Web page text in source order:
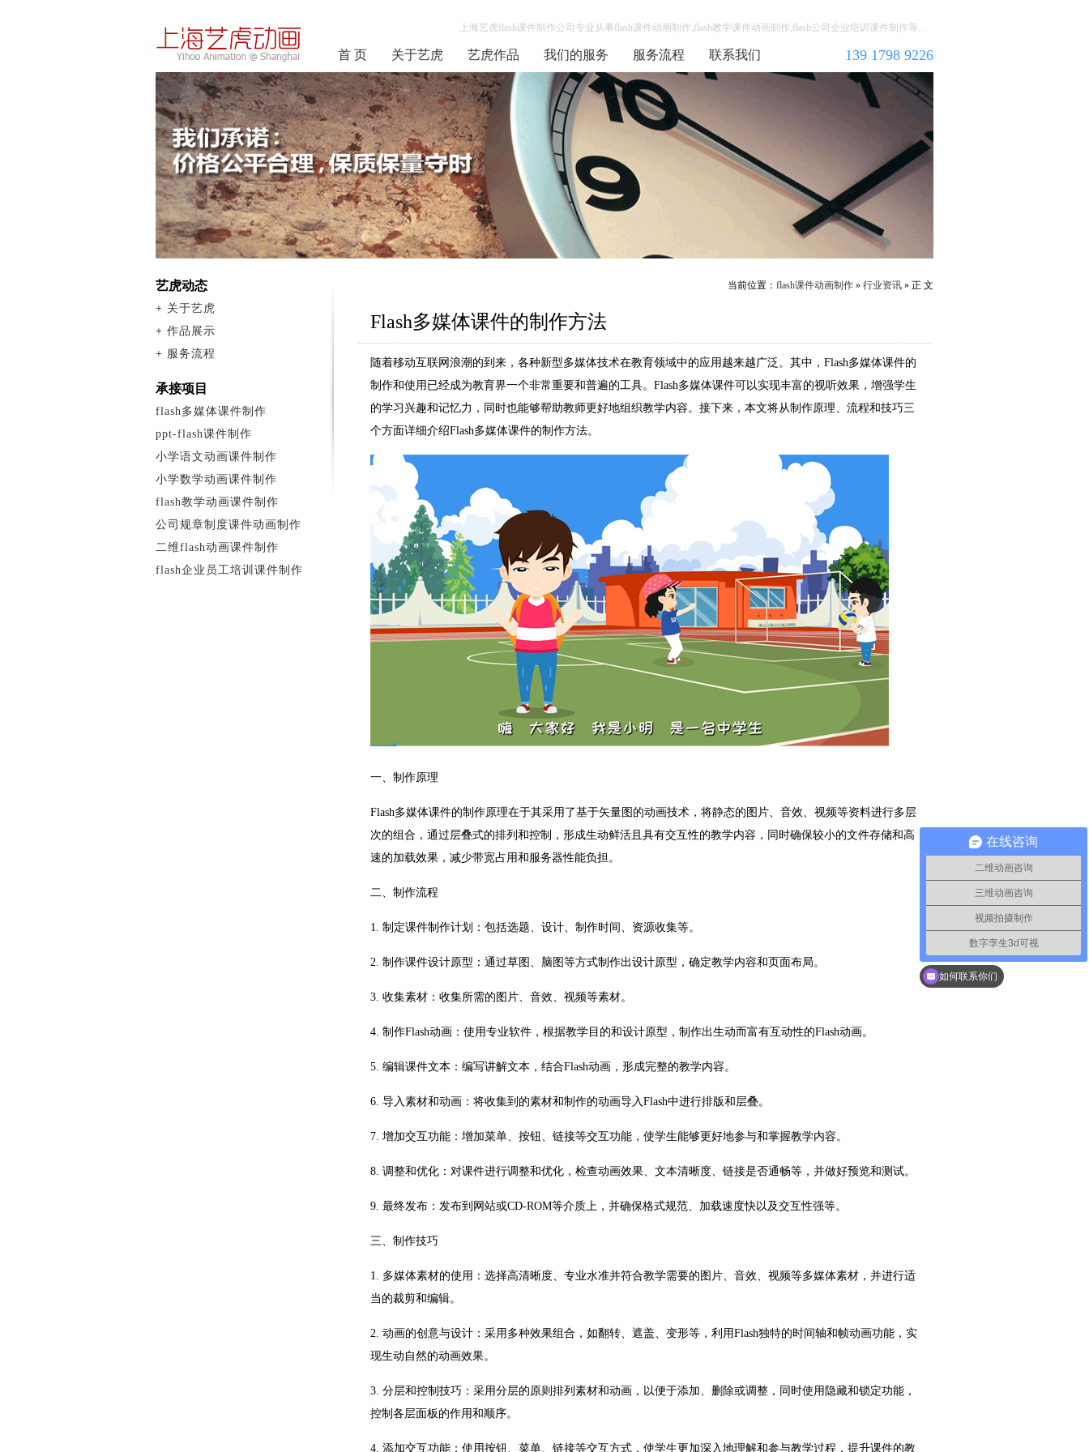
上海艺虎flash课件制作公司专业从事flash课件动画制作,flash教学课件动画制作,flash公司企业培训课件制作等...
首 页 关于艺虎 艺虎作品 我们的服务 服务流程 联系我们 139 1798 9226
当前位置： flash课件动画制作 » 行业资讯 » 正 文
Flash多媒体课件的制作方法
随着移动互联网浪潮的到来，各种新型多媒体技术在教育领域中的应用越来越广泛。其中，Flash多媒体课件的
制作和使用已经成为教育界一个非常重要和普遍的工具。Flash多媒体课件可以实现丰富的视听效果，增强学生
的学习兴趣和记忆力，同时也能够帮助教师更好地组织教学内容。接下来，本文将从制作原理、流程和技巧三
个方面详细介绍Flash多媒体课件的制作方法。
一、制作原理
Flash多媒体课件的制作原理在于其采用了基于矢量图的动画技术，将静态的图片、音效、视频等资料进行多层
次的组合，通过层叠式的排列和控制，形成生动鲜活且具有交互性的教学内容，同时确保较小的文件存储和高
速的加载效果，减少带宽占用和服务器性能负担。
二、制作流程
1. 制定课件制作计划：包括选题、设计、制作时间、资源收集等。
2. 制作课件设计原型：通过草图、脑图等方式制作出设计原型，确定教学内容和页面布局。
3. 收集素材：收集所需的图片、音效、视频等素材。
4. 制作Flash动画：使用专业软件，根据教学目的和设计原型，制作出生动而富有互动性的Flash动画。
5. 编辑课件文本：编写讲解文本，结合Flash动画，形成完整的教学内容。
6. 导入素材和动画：将收集到的素材和制作的动画导入Flash中进行排版和层叠。
7. 增加交互功能：增加菜单、按钮、链接等交互功能，使学生能够更好地参与和掌握教学内容。
8. 调整和优化：对课件进行调整和优化，检查动画效果、文本清晰度、链接是否通畅等，并做好预览和测试。
9. 最终发布：发布到网站或CD-ROM等介质上，并确保格式规范、加载速度快以及交互性强等。
三、制作技巧
1. 多媒体素材的使用：选择高清晰度、专业水准并符合教学需要的图片、音效、视频等多媒体素材，并进行适
当的裁剪和编辑。
2. 动画的创意与设计：采用多种效果组合，如翻转、遮盖、变形等，利用Flash独特的时间轴和帧动画功能，实
现生动自然的动画效果。
3. 分层和控制技巧：采用分层的原则排列素材和动画，以便于添加、删除或调整，同时使用隐藏和锁定功能，
控制各层面板的作用和顺序。
4. 添加交互功能：使用按钮、菜单、链接等交互方式，使学生更加深入地理解和参与教学过程，提升课件的教
艺虎动态
+ 关于艺虎
+ 作品展示
+ 服务流程
承接项目
flash多媒体课件制作
ppt-flash课件制作
小学语文动画课件制作
小学数学动画课件制作
flash教学动画课件制作
公司规章制度课件动画制作
二维flash动画课件制作
flash企业员工培训课件制作
在线咨询
二维动画咨询
三维动画咨询
视频拍摄制作
数字孪生3d可视
如何联系你们